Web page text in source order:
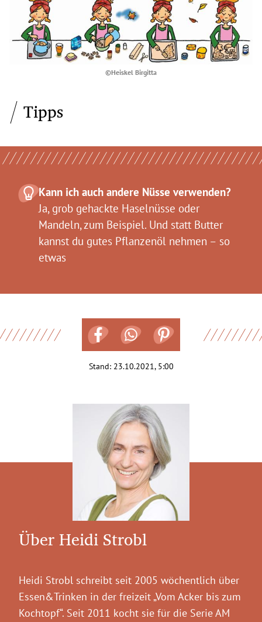
©Heiskel Birgitta
Tipps
Kann ich auch andere Nüsse verwenden?
Ja, grob gehackte Haselnüsse oder
Mandeln, zum Beispiel. Und statt Butter
kannst du gutes Pflanzenöl nehmen – so
etwas
Stand: 23.10.2021, 5:00
Über Heidi Strobl
Heidi Strobl schreibt seit 2005 wöchentlich über
Essen&Trinken in der freizeit „Vom Acker bis zum
Kochtopf“. Seit 2011 kocht sie für die Serie AM